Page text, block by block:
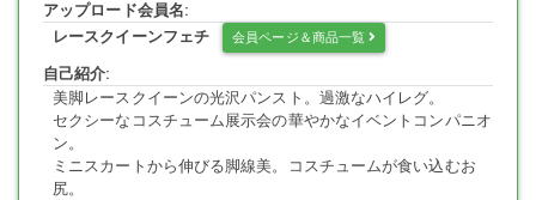
2009年マイクロソフトから発売されたXBOX360用ソフト「Forza
Motorsport（フォルツァ）3」。
モータースポーツのゲームだけあって、ゲームショーなどのイベント
コンパニオンもレースクイーン風コスチュームです。
ロングブーツとナチュラルストッキングを履き込んだスレンダーな
脚。ミニスカートは今にもパンツが見えそうな短さ。
お尻にぴっちり貼りつくタイトスカートなので、パンティーラインも
くっきり浮かび上がります。
アップロード会員名:
レースクイーンフェチ
会員ページ＆商品一覧
自己紹介:
美脚レースクイーンの光沢パンスト。過激なハイレグ。
セクシーなコスチューム展示会の華やかなイベントコンパニオ
ン。
ミニスカートから伸びる脚線美。コスチュームが食い込むお
尻。